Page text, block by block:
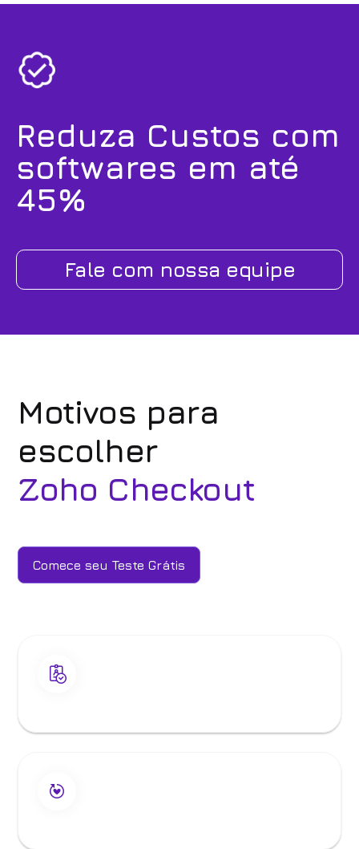
Reduza Custos com
softwares em até
45%
Fale com nossa equipe
Motivos para
escolher
Zoho Checkout
Comece seu Teste Grátis